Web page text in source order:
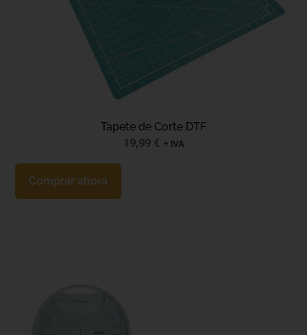
Tapete de Corte DTF
19,99 € + IVA
Comprar ahora